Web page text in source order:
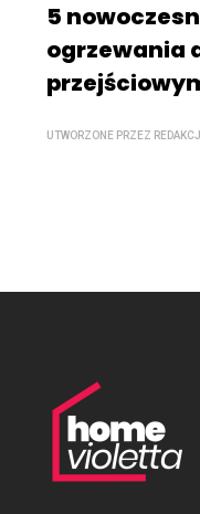
5
ogrzewania
UTWORZONE PRZEZ